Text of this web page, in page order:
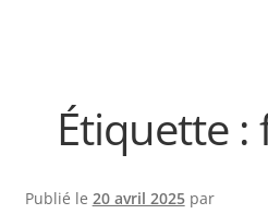
Étiquette :
Publié le 20 avril 2025 par